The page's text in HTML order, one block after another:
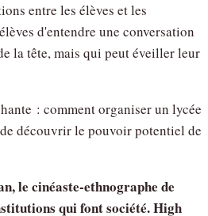
entre les élèves et les
d'entendre une conversation
la tête, mais qui peut éveiller leur
: comment organiser un lycée
découvrir le pouvoir potentiel de
le cinéaste-ethnographe de
qui font société. High